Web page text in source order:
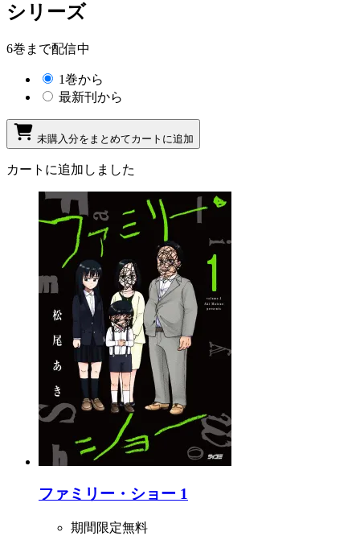
シリーズ
6巻まで配信中
1巻から
最新刊から
未購入分をまとめてカートに追加
カートに追加しました
ファミリー・ショー 1
期間限定無料